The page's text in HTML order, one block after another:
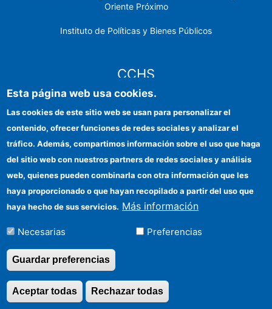
Oriente Próximo
Instituto de Políticas y Bienes Públicos
CCHS
Identidad institucional
Ayudas FEDER
Organismos financiadores
Contacto
Cómo llegar
©Copyright 2026 Todos los derechos reservados
Esta página web usa cookies.
Las cookies de este sitio web se usan para personalizar el
contenido, ofrecer funciones de redes sociales y analizar el
tráfico. Además, compartimos información sobre el uso que haga
del sitio web con nuestros partners de redes sociales y análisis
web, quienes pueden combinarla con otra información que les
haya proporcionado o que hayan recopilado a partir del uso que
haya hecho de sus servicios. Más información
Necesarias Preferencias
Guardar preferencias
Rechazar todas
Aceptar todas